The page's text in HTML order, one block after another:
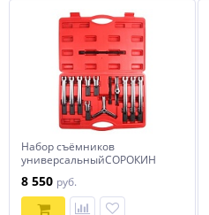
Набор съёмников
универсальныйСОРОКИН
8 550 руб.